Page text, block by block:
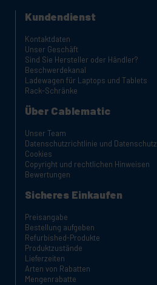
Kundendienst
Kontaktdaten
Unser Geschäft
Sind Sie Hersteller oder Händler?
Beschwerdekanal
Ladewagen für Laptops und Tablets
Rack-Schränke
Über Cablematic
Unser Team
Datenschutzrichtlinie und Datenschutz
Cookies
Copyright und rechtlichen Hinweisen
Bewertungen
Sicheres Einkaufen
Preisangabe
Bestellung aufgeben
Refurbished-Produkte
Produktzustände
Lieferzeiten
Arten von Rabatten
Mengenrabatte